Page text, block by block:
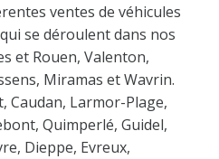
ventes de véhicules
se déroulent dans nos
et Rouen, Valenton,
Miramas et Wavrin.
Caudan, Larmor-Plage,
Quimperlé, Guidel,
Dieppe, Evreux,